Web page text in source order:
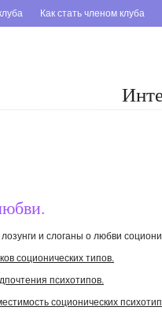
Как стать членом клуба
и слоганы о любви
соционических типов.
психотипов.
соционических